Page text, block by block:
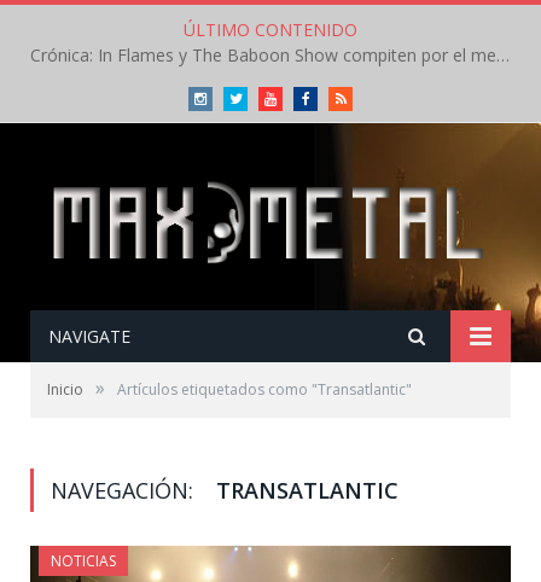
ÚLTIMO CONTENIDO
Crónica: In Flames y The Baboon Show compiten por el mejor concierto del día en el Leyendas del Rock – Viernes – Agosto 2026
InstagramTwitterYoutubeFacebookRSS
NAVIGATE
Inicio » Artículos etiquetados como "Transatlantic"
NAVEGACIÓN: TRANSATLANTIC
NOTICIAS